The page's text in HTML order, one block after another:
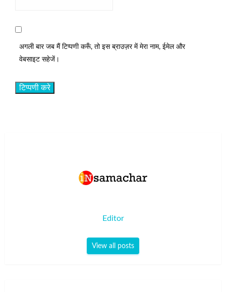
अगली बार जब मैं टिप्पणी करूँ, तो इस ब्राउज़र में मेरा नाम, ईमेल और
वेबसाइट सहेजें।
Editor
View all posts